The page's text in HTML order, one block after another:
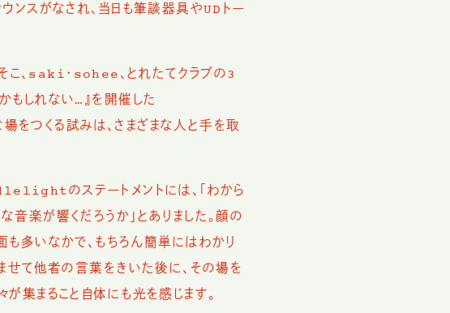
ンスがなされ、当日も筆談器具やUDトー
、saki・sohee、とれたてクラブの3
しれない…』を開催した
つくる試みは、さまざまな人と手を取
のステートメントには、「わから
楽が響くだろうか」とありました。顔の
多いなかで、もちろん簡単にはわかり
せて他者の言葉をきいた後に、その場を
集まること自体にも光を感じます。